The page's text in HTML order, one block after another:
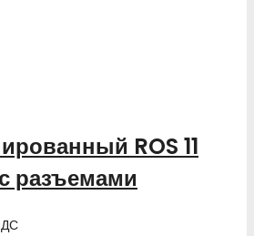
ROS 11
разъемами